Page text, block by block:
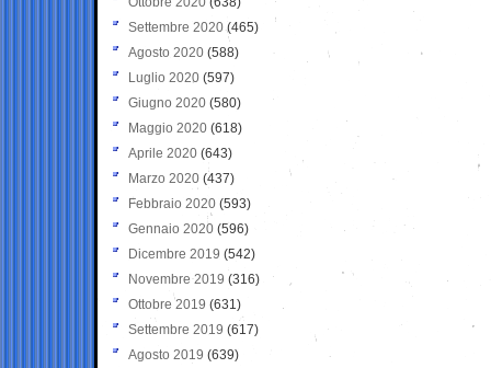
Settembre 2020(465)
Agosto 2020 (588)
Luglio 2020 (597)
Giugno 2020 (580)
Maggio 2020 (618)
Aprile 2020 (643)
Marzo 2020 (437)
Febbraio 2020 (593)
Gennaio 2020 (596)
Dicembre 2019 (542)
Novembre 2019 (316)
Ottobre 2019 (631)
Settembre 2019 (617)
Agosto 2019 (639)